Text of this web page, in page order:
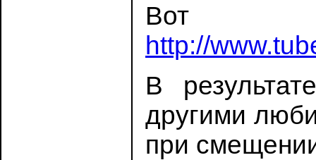
http://
В
другими
при